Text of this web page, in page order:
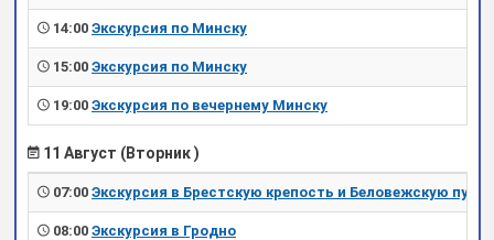
14:00 Экскурсия по Минску
15:00 Экскурсия по Минску
19:00 Экскурсия по вечернему Минску
11 Август (Вторник )
07:00 Экскурсия в Брестскую крепость и Беловежскую пущу
08:00 Экскурсия в Гродно